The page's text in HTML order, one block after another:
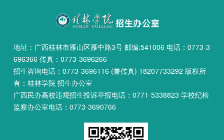
地址：广西桂林市雁山区雁中路3号 邮编:541006 电话：0773-3
696366 传真：0773-3696266
招生咨询电话：0773-3696116 (兼传真) 18207733292 版权所
有：桂林学院 招生办公室
广西民办高校违规招生投诉举报电话：0771-5338823 学校纪检
监察办公室电话：0773-3690766